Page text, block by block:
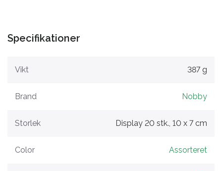
Specifikationer
Vikt 387 g
Brand Nobby
Storlek Display 20 stk., 10 x 7 cm
Color Assorteret